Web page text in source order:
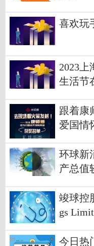
喜欢玩
2023上
生活节
跟着康
爱国情
环球新
产总值
竣球控
gs
今日热